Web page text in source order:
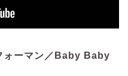
ォーマン／Baby Baby